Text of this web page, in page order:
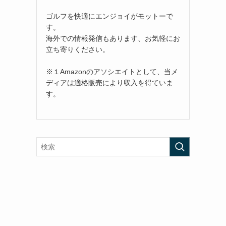
ゴルフを快適にエンジョイがモットーで
す。
海外での情報発信もあります、お気軽にお
立ち寄りください。
※１Amazonのアソシエイトとして、当メ
ディアは適格販売により収入を得ていま
す。